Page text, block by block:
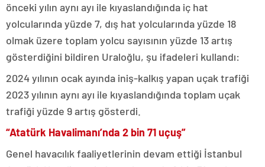
önceki yılın aynı ayı ile kıyaslandığında iç hat
yolcularında yüzde 7, dış hat yolcularında yüzde 18
olmak üzere toplam yolcu sayısının yüzde 13 artış
gösterdiğini bildiren Uraloğlu, şu ifadeleri kullandı:
2024 yılının ocak ayında iniş-kalkış yapan uçak trafiği
2023 yılının aynı ayı ile kıyaslandığında toplam uçak
trafiği yüzde 9 artış gösterdi.
“Atatürk Havalimanı’nda 2 bin 71 uçuş”
Genel havacılık faaliyetlerinin devam ettiği İstanbul